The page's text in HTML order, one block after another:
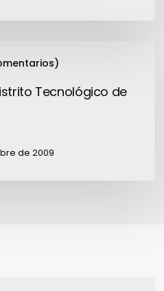
Tecnológico de
de 2009